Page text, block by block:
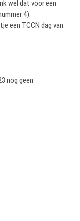
wel dat voor een
4).
een TCCN dag van
nog geen